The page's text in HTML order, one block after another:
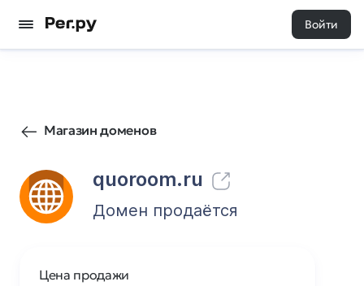
Войти
Магазин доменов
quoroom.ru
187 1
Домен продаётся
Цена продажи